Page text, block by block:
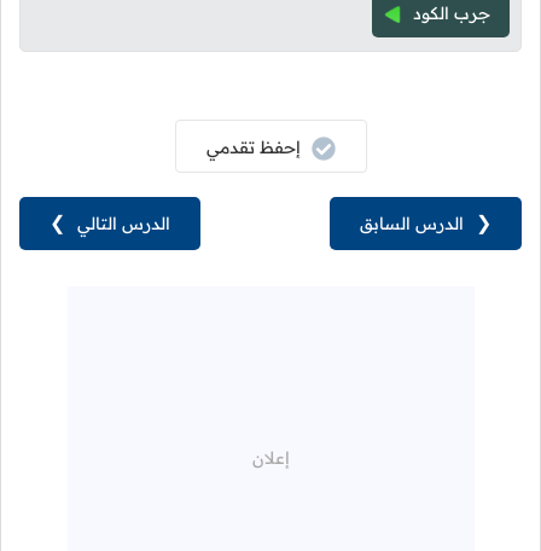
جرب الكود
الدرس التالي ❯
إحفظ تقدمي
❮ الدرس السابق